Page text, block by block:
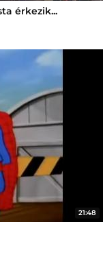
érkezik...
21:48